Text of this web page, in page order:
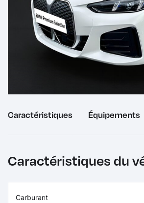
Caractéristiques Équipements
Caractéristiques du
Carburant